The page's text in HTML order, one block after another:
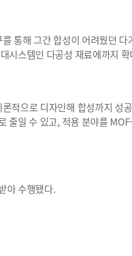
통해 그간 합성이 어려웠던
시스템인 다공성 재료에까지
적으로 디자인해 합성까지 성
줄일 수 있고, 적용 분야를
아 수행됐다.